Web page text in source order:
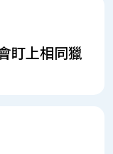
盯上相同獵